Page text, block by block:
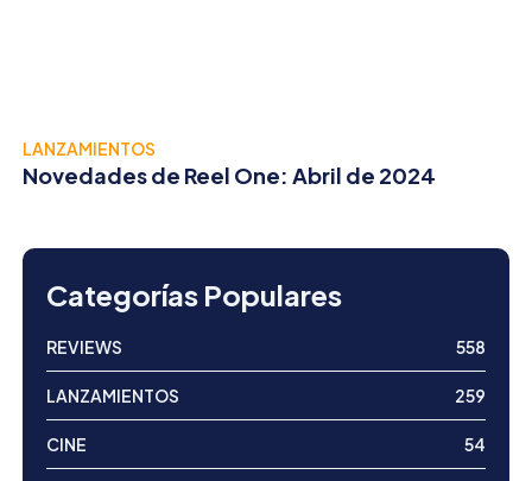
LANZAMIENTOS
Novedades de Reel One: Abril de 2024
Categorías Populares
REVIEWS 558
LANZAMIENTOS 259
CINE 54